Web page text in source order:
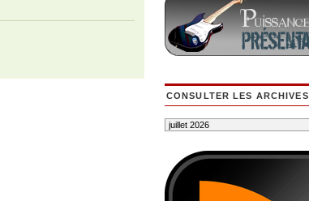
CONSULTER LES ARCHIVES